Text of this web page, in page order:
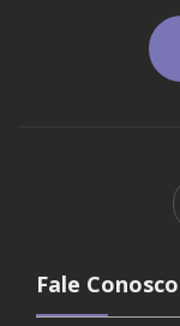
Fale Conosco